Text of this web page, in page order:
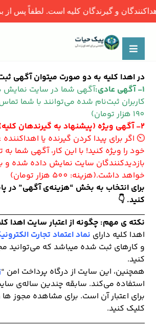
در اهدا کلیه به دو صورت میتوان آگهی
1- آگهی عادی:
آگهی شما در سایت نمایش
کاربران ثبت‌نام شده می‌توانند با شما
190 هزار تومان)
2- آگهی ویژه (پیشنهاد به گیرندهان کلیه):
⏲ اگر برای پیدا کردن گیرنده یا
خود را ویژه کنید! با این کار، آگهی شما به
بازدیدکنندگان سایت نمایش داده شده و
خواهد داشت.(هزینه: 500 هزار تومان)
برای انتخاب به بخش “هزینه‌ی آگهی” در
کنید. 👇
نکته ی مهم: چگونه از اعتبار سایتاهدا
اهدا کلیه دارای نماد اعتماد تجارت
و کارهای ثبت شده میباشد که می‌توانید
کنید.
همچنین، این سایت از درگاه پرداخت امن “
استفاده می‌کند. سابقه چندین ساله‌ی
برای اعتبار آن است. برای مشاهده مجوز
کلیک کنید.
و گیرندگان کلیه است. لطفاً پس از